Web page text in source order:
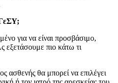
για να είναι προσβάσιμο,
εξετάσουμε πιο κάτω τι
ασθενής θα μπορεί να επιλέγει